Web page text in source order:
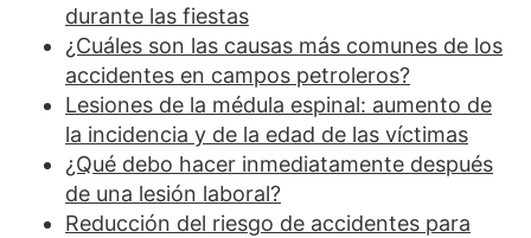
durante las fiestas
¿Cuáles son las causas más comunes de los
accidentes en campos petroleros?
Lesiones de la médula espinal: aumento de
la incidencia y de la edad de las víctimas
¿Qué debo hacer inmediatamente después
de una lesión laboral?
Reducción del riesgo de accidentes para